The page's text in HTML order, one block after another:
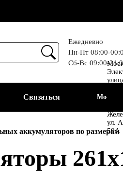
Ежедневно
Пн-Пт 08:00-
Сб-Вс 09:00-
Связаться Москва
ул.
50А
аккумуляторов по размерам